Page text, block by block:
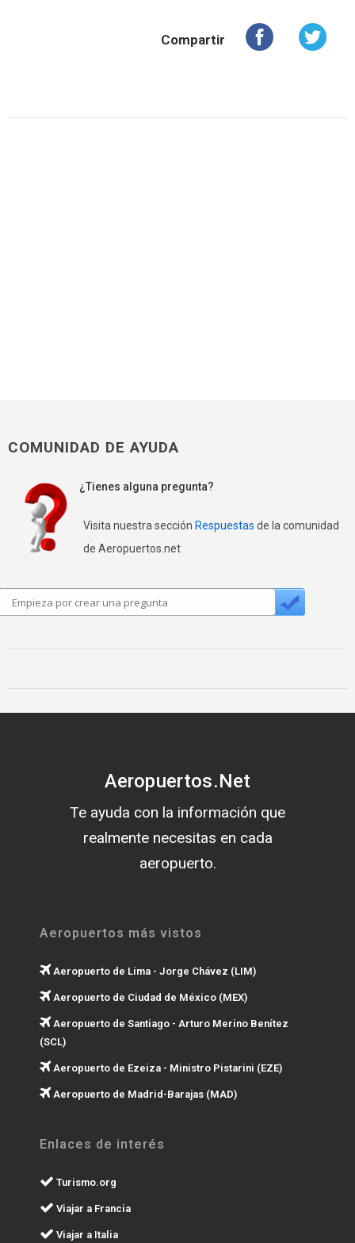
Compartir
COMUNIDAD DE AYUDA
¿Tienes alguna pregunta?
Visita nuestra sección Respuestas de la comunidad
de Aeropuertos.net
Aeropuertos.Net
Te ayuda con la información que
realmente necesitas en cada
aeropuerto.
Aeropuertos más vistos
Aeropuerto de Lima - Jorge Chávez (LIM)
Aeropuerto de Ciudad de México (MEX)
Aeropuerto de Santiago - Arturo Merino Benítez
(SCL)
Aeropuerto de Ezeiza - Ministro Pistarini (EZE)
Aeropuerto de Madrid-Barajas (MAD)
Enlaces de interés
Turismo.org
Viajar a Francia
Viajar a Italia